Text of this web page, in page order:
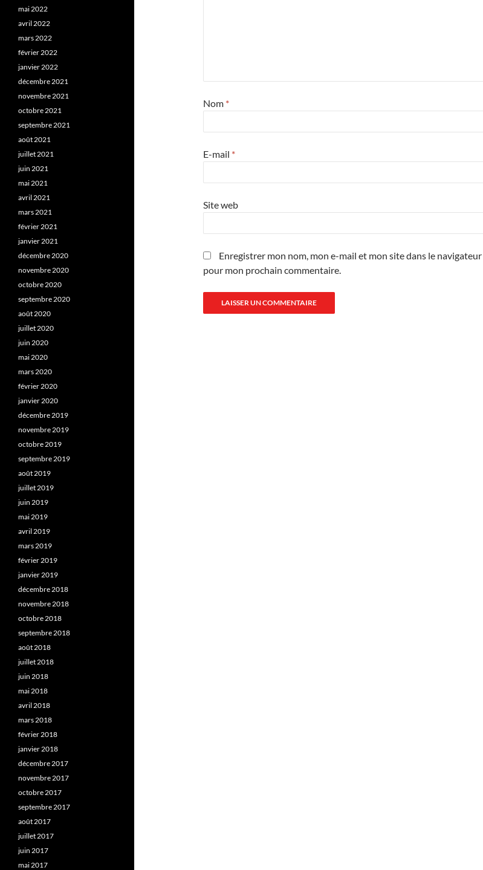
Nom *
E-mail *
Site web
Enregistrer mon nom, mon e-mail et mon site dans le navigateur
pour mon prochain commentaire.
mai 2022
avril 2022
mars 2022
février 2022
janvier 2022
décembre 2021
novembre 2021
octobre 2021
septembre 2021
août 2021
juillet 2021
juin 2021
mai 2021
avril 2021
mars 2021
février 2021
janvier 2021
décembre 2020
novembre 2020
octobre 2020
septembre 2020
août 2020
juillet 2020
juin 2020
mai 2020
mars 2020
février 2020
janvier 2020
décembre 2019
novembre 2019
octobre 2019
septembre 2019
août 2019
juillet 2019
juin 2019
mai 2019
avril 2019
mars 2019
février 2019
janvier 2019
décembre 2018
novembre 2018
octobre 2018
septembre 2018
août 2018
juillet 2018
juin 2018
mai 2018
avril 2018
mars 2018
février 2018
janvier 2018
décembre 2017
novembre 2017
octobre 2017
septembre 2017
août 2017
juillet 2017
juin 2017
mai 2017